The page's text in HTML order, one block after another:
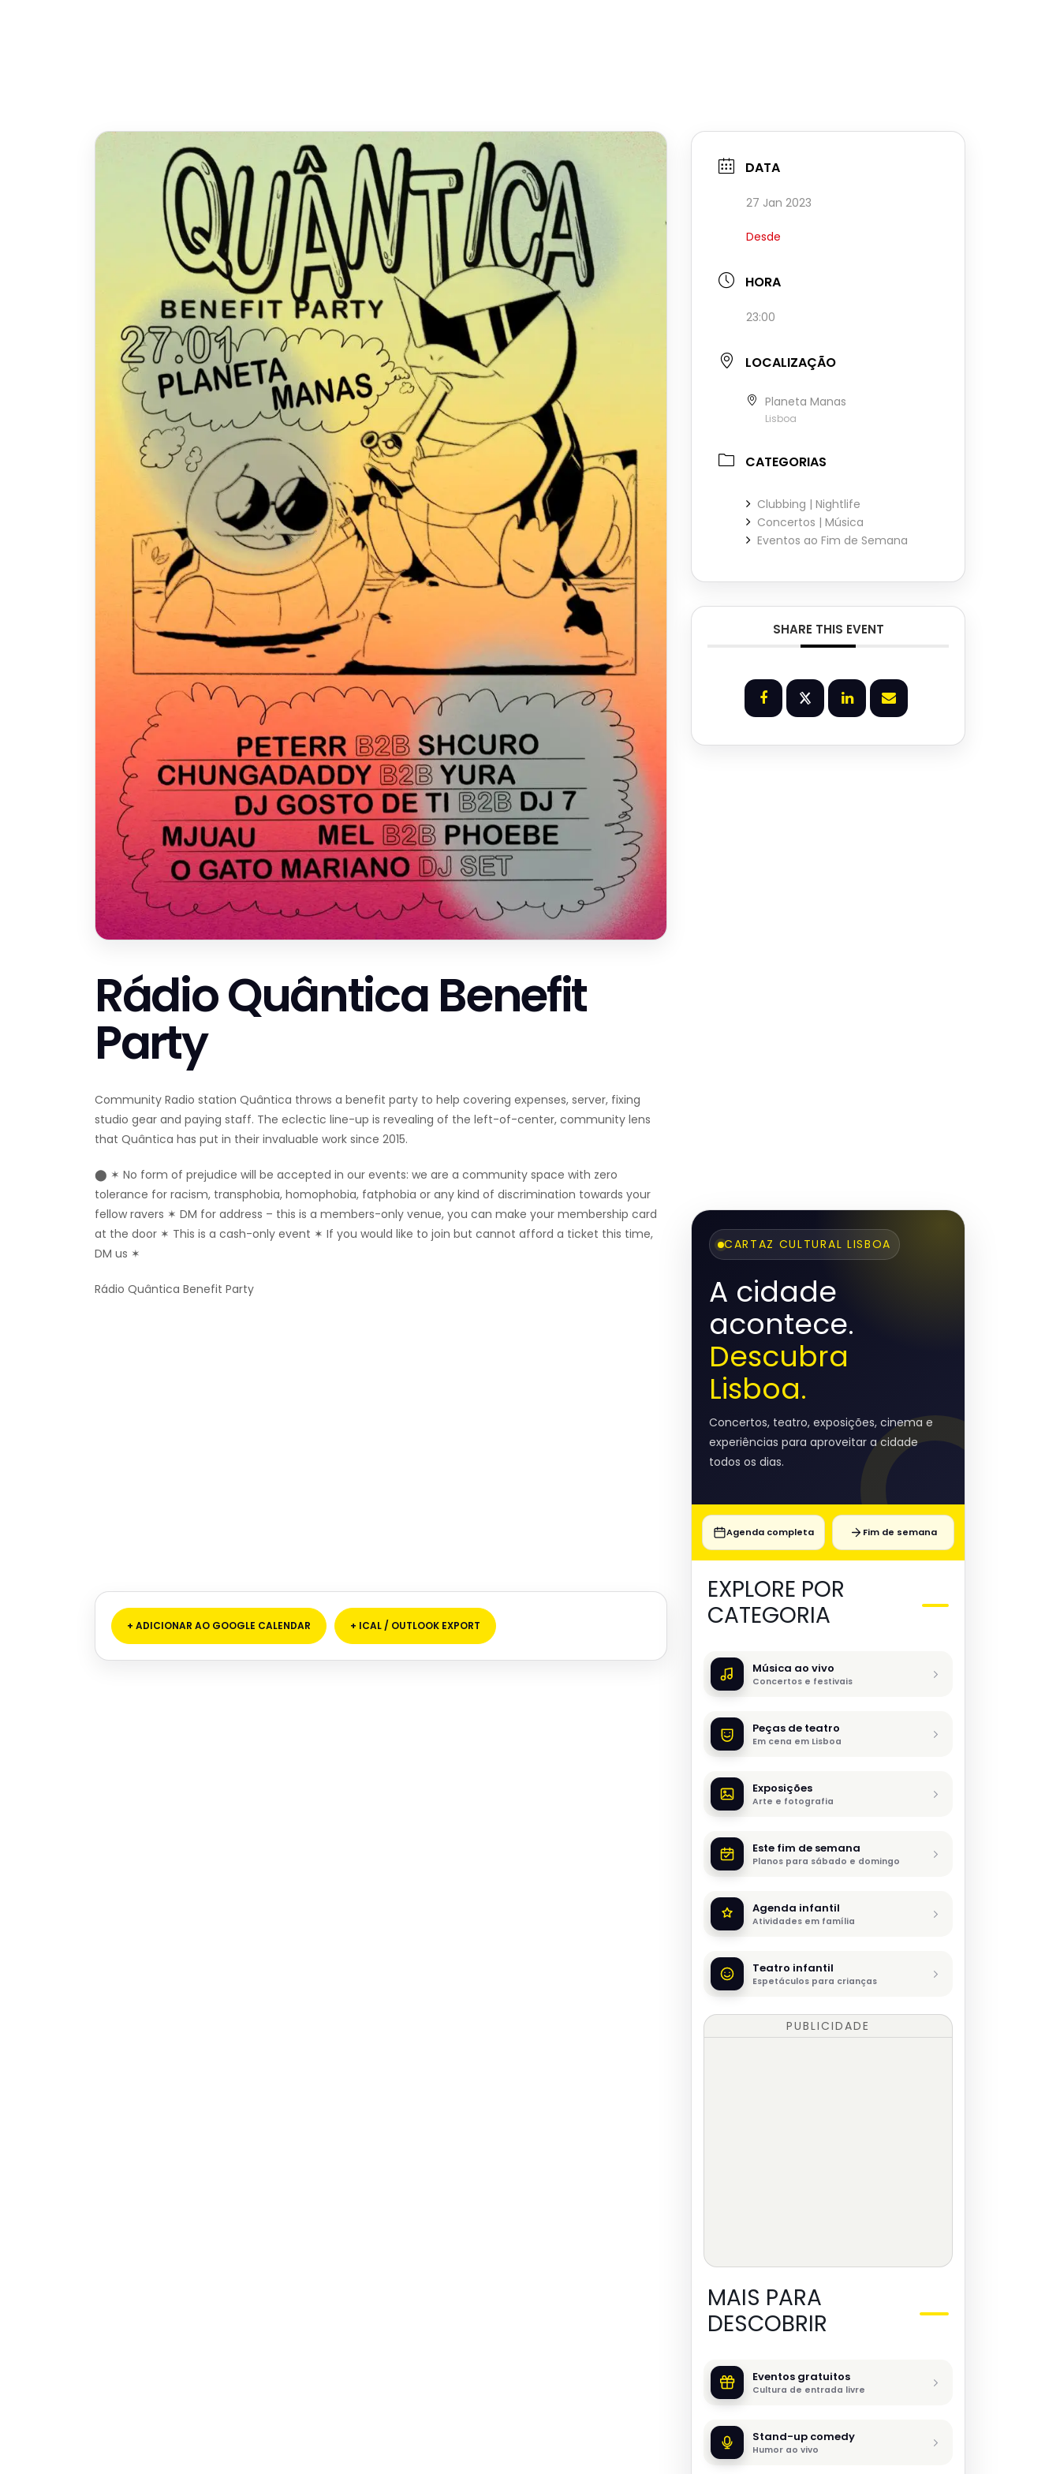
Rádio Quântica Benefit
Party
Community Radio station Quântica throws a benefit party to help covering expenses, server, fixing
studio gear and paying staff. The eclectic line-up is revealing of the left-of-center, community lens
that Quântica has put in their invaluable work since 2015.
⬤ ✶ No form of prejudice will be accepted in our events: we are a community space with zero
tolerance for racism, transphobia, homophobia, fatphobia or any kind of discrimination towards your
fellow ravers ✶ DM for address – this is a members-only venue, you can make your membership card
at the door ✶ This is a cash-only event ✶ If you would like to join but cannot afford a ticket this time,
DM us ✶
Rádio Quântica Benefit Party
+ ADICIONAR AO GOOGLE CALENDAR + ICAL / OUTLOOK EXPORT
DATA
27 Jan 2023
Desde
HORA
23:00
LOCALIZAÇÃO
Planeta Manas
Lisboa
CATEGORIAS
Clubbing | Nightlife
Concertos | Música
Eventos ao Fim de Semana
SHARE THIS EVENT
CARTAZ CULTURAL LISBOA
A cidade
acontece.
Descubra
Lisboa.
Concertos, teatro, exposições, cinema e
experiências para aproveitar a cidade
todos os dias.
Agenda completa Fim de semana
EXPLORE POR
CATEGORIA
Música ao vivo
Concertos e festivais
Peças de teatro
Em cena em Lisboa
Exposições
Arte e fotografia
Este fim de semana
Planos para sábado e domingo
Agenda infantil
Atividades em família
Teatro infantil
Espetáculos para crianças
PUBLICIDADE
MAIS PARA
DESCOBRIR
Eventos gratuitos
Cultura de entrada livre
Stand-up comedy
Humor ao vivo